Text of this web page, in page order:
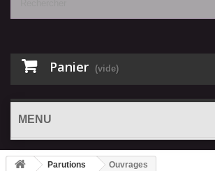
Panier (vide)
MENU
Parutions Ouvrages